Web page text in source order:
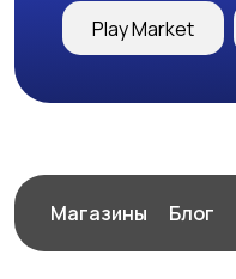
Play Market
Магазины Блог